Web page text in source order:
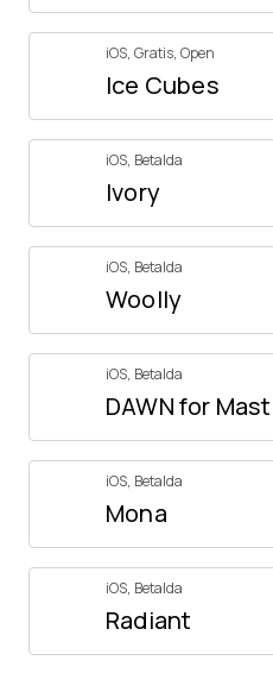
iOS, Gratis, Open
Ice Cubes
iOS, Betalda
Ivory
iOS, Betalda
Woolly
iOS, Betalda
DAWN for
iOS, Betalda
Mona
iOS, Betalda
Radiant